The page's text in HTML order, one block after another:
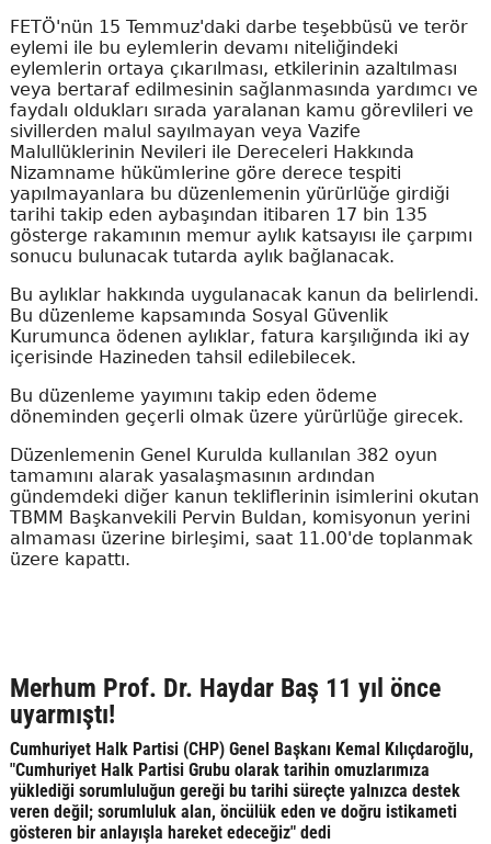
FETÖ'nün 15 Temmuz'daki darbe teşebbüsü ve terör
eylemi ile bu eylemlerin devamı niteliğindeki
eylemlerin ortaya çıkarılması, etkilerinin azaltılması
veya bertaraf edilmesinin sağlanmasında yardımcı ve
faydalı oldukları sırada yaralanan kamu görevlileri ve
sivillerden malul sayılmayan veya Vazife
Malullüklerinin Nevileri ile Dereceleri Hakkında
Nizamname hükümlerine göre derece tespiti
yapılmayanlara bu düzenlemenin yürürlüğe girdiği
tarihi takip eden aybaşından itibaren 17 bin 135
gösterge rakamının memur aylık katsayısı ile çarpımı
sonucu bulunacak tutarda aylık bağlanacak.
Bu aylıklar hakkında uygulanacak kanun da belirlendi.
Bu düzenleme kapsamında Sosyal Güvenlik
Kurumunca ödenen aylıklar, fatura karşılığında iki ay
içerisinde Hazineden tahsil edilebilecek.
Bu düzenleme yayımını takip eden ödeme
döneminden geçerli olmak üzere yürürlüğe girecek.
Düzenlemenin Genel Kurulda kullanılan 382 oyun
tamamını alarak yasalaşmasının ardından
gündemdeki diğer kanun tekliflerinin isimlerini okutan
TBMM Başkanvekili Pervin Buldan, komisyonun yerini
almaması üzerine birleşimi, saat 11.00'de toplanmak
üzere kapattı.
Merhum Prof. Dr. Haydar Baş 11 yıl önce
uyarmıştı!
Cumhuriyet Halk Partisi (CHP) Genel Başkanı Kemal Kılıçdaroğlu,
"Cumhuriyet Halk Partisi Grubu olarak tarihin omuzlarımıza
yüklediği sorumluluğun gereği bu tarihi süreçte yalnızca destek
veren değil; sorumluluk alan, öncülük eden ve doğru istikameti
gösteren bir anlayışla hareket edeceğiz" dedi